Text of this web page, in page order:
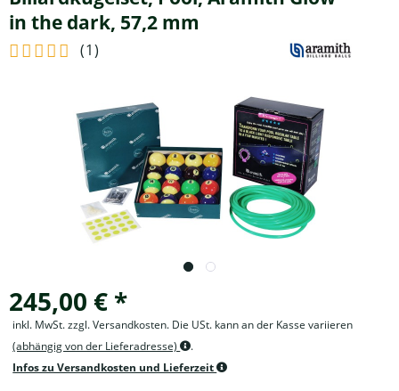
in the dark, 57,2 mm
(1)
245,00 € *
inkl. MwSt. zzgl. Versandkosten. Die USt. kann an der Kasse variieren
(abhängig von der Lieferadresse)
.
Infos zu Versandkosten und Lieferzeit